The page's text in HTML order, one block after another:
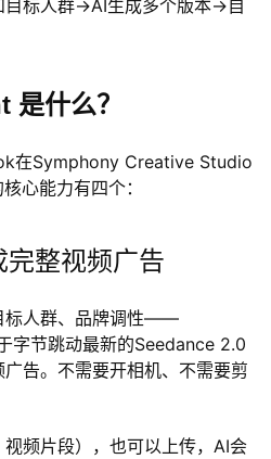
目标人群→AI生成多个版本→自
什么？
在Symphony Creative Studio
心能力有四个：
整视频广告
标人群、品牌调性——
字节跳动最新的Seedance 2.0
告。不需要开相机、不需要剪
频片段），也可以上传，AI会